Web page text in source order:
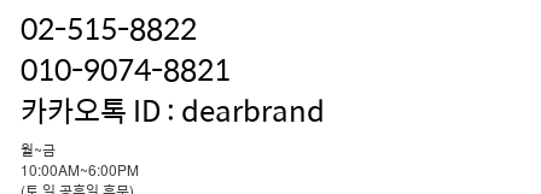
02-515-8822
010-9074-8821
카카오톡 ID : dearbrand
월~금
10:00AM~6:00PM
(토,일,공휴일 휴무)